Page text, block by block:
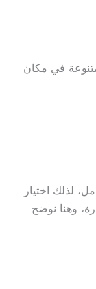
في مكان
لذلك اختيار
وهنا نوضح